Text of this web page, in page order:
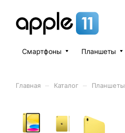
Смартфоны Планшеты
Главная Каталог Планшеты